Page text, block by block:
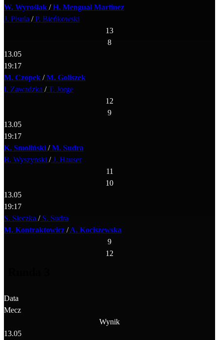
W. Wyroślak /H. Mengual Martinez
J. Pisula /P. Bieńkowski
13
8
13.05
19:17
M. Czopek /M. Goliszek
I. Zawadzka /T. Jorge
12
9
13.05
19:17
K. Smoliński /M. Sudra
B. Wyszynski /J. Hauser
11
10
13.05
19:17
S. Sieczka /S. Sudra
M. Kontraktowicz /A. Kociszewska
9
12
Data
Mecz
Wynik
13.05